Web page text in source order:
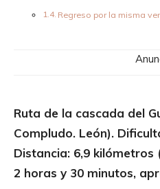
Regreso por la misma
Ruta de la cascada del
Compludo. León).
Distancia: 6,9 kilómetros
2 horas y 30 minutos,